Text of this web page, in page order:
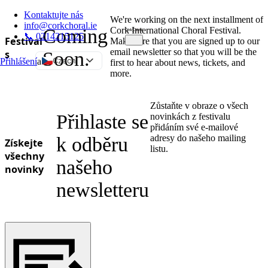
Kontaktujte nás
info@corkchoral.ie
📞 0214215125
Přihlášenía
Czech
German
Greek
Spanish
French
Portuguese
Festival
s
Coming
Soon.
We're working on the next installment of
Cork International Choral Festival.
Make sure that you are signed up to our
email newsletter so that you will be the
first to hear about news, tickets, and
more.
Získejte
všechny
novinky
Přihlaste se
k odběru
našeho
newsletteru
Zůstaňte v obraze o všech
novinkách z festivalu
přidáním své e-mailové
adresy do našeho mailing
listu.